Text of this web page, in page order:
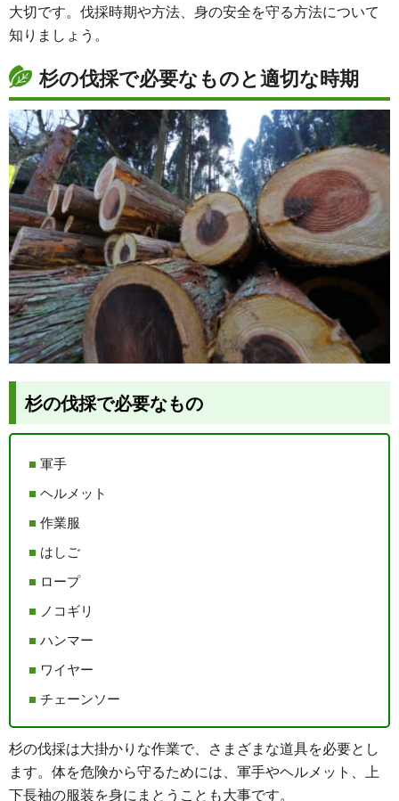
大切です。伐採時期や方法、身の安全を守る方法について
知りましょう。
杉の伐採で必要なものと適切な時期
杉の伐採で必要なもの
軍手
ヘルメット
作業服
はしご
ロープ
ノコギリ
ハンマー
ワイヤー
チェーンソー
杉の伐採は大掛かりな作業で、さまざまな道具を必要とし
ます。体を危険から守るためには、軍手やヘルメット、上
下長袖の服装を身にまとうことも大事です。